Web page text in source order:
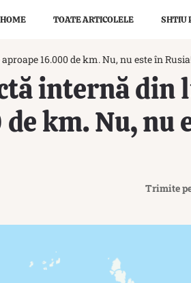
HOME TOATE ARTICOLELE SHTIU
16.000 de km. Nu, nu este în
internă din
km. Nu, nu
Trimite